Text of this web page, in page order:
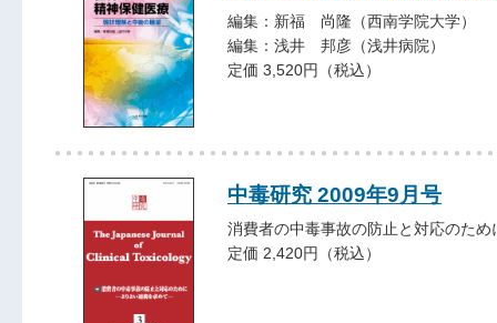
編集：新福 尚隆（西南学院大学）
編集：浅井 邦彦（浅井病院）
定価 3,520円（税込）
中毒研究 2009年9月号
消費者の中毒事故の防止と対応のため
定価 2,420円（税込）